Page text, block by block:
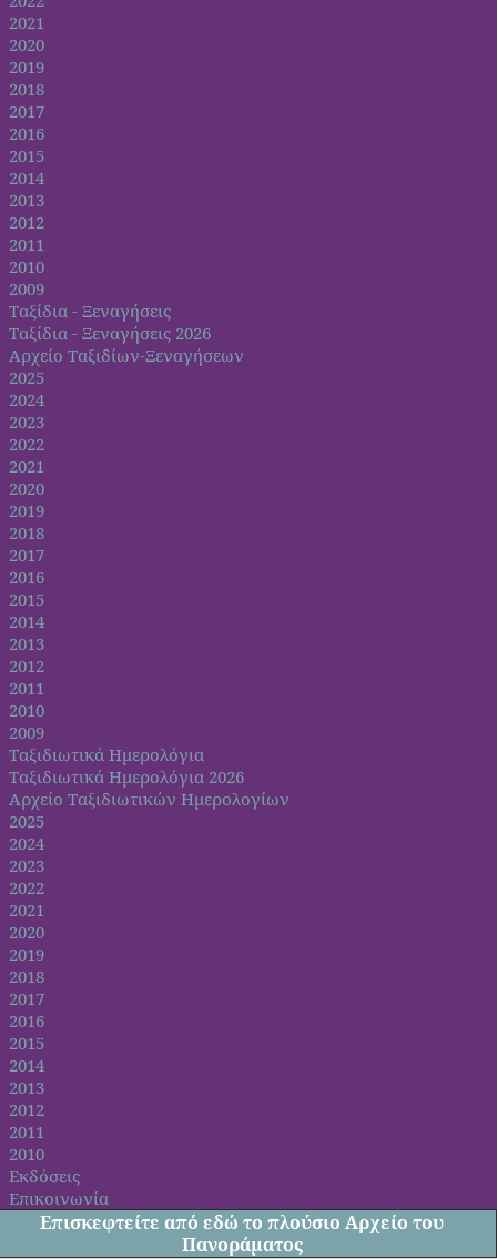
2021
2020
2019
2018
2017
2016
2015
2014
2013
2012
2011
2010
2009
Ταξίδια - Ξεναγήσεις
Ταξίδια - Ξεναγήσεις 2026
Αρχείο Ταξιδίων-Ξεναγήσεων
2025
2024
2023
2022
2021
2020
2019
2018
2017
2016
2015
2014
2013
2012
2011
2010
2009
Ταξιδιωτικά Ημερολόγια
Ταξιδιωτικά Ημερολόγια 2026
Αρχείο Ταξιδιωτικών Ημερολογίων
2025
2024
2023
2022
2021
2020
2019
2018
2017
2016
2015
2014
2013
2012
2011
2010
Εκδόσεις
Επικοινωνία
Επισκεφτείτε από εδώ το πλούσιο Αρχείο του
Πανοράματος